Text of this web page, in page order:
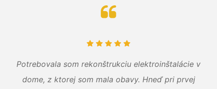
Potrebovala som rekonštrukciu elektroinštalácie v
dome, z ktorej som mala obavy. Hneď pri prvej